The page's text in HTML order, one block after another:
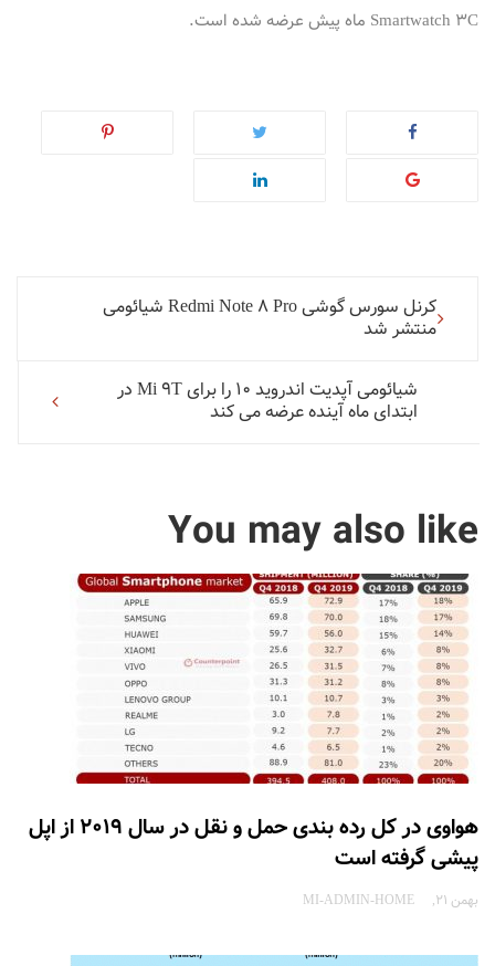
Smartwatch 3C ماه پیش عرضه شده است.
صقحه
بندی
مطلب
کرنل سورس گوشی Redmi Note 8 Pro شیائومی
منتشر شد
شیائومی آپدیت اندروید 10 را برای Mi 9T در
ابتدای ماه آینده عرضه می کند
You may also like
هواوی در کل رده بندی حمل و نقل در سال 2019 از اپل
پیشی گرفته است
بهمن 21 MI-ADMIN-HOME